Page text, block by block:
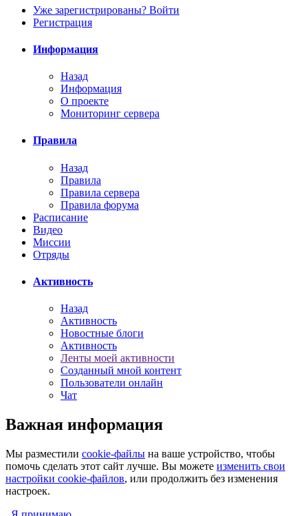
Уже зарегистрированы? Войти
Регистрация
Информация
Назад
Информация
О проекте
Мониторинг сервера
Правила
Назад
Правила
Правила сервера
Правила форума
Расписание
Видео
Миссии
Отряды
Активность
Назад
Активность
Новостные блоги
Активность
Ленты моей активности
Созданный мной контент
Пользователи онлайн
Чат
Важная информация
Мы разместили cookie-файлы на ваше устройство, чтобы
помочь сделать этот сайт лучше. Вы можете изменить свои
настройки cookie-файлов, или продолжить без изменения
настроек.